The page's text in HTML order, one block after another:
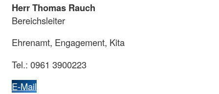
Herr Thomas Rauch
Bereichsleiter
Ehrenamt, Engagement, Kita
Tel.: 0961 3900223
E-Mail